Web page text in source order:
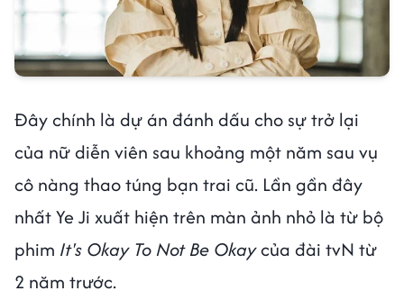
Đây chính là dự án đánh dấu cho sự trở lại
của nữ diễn viên sau khoảng một năm sau vụ
cô nàng thao túng bạn trai cũ. Lần gần đây
nhất Ye Ji xuất hiện trên màn ảnh nhỏ là từ bộ
phim It's Okay To Not Be Okaycủa đài tvN từ
2 năm trước.